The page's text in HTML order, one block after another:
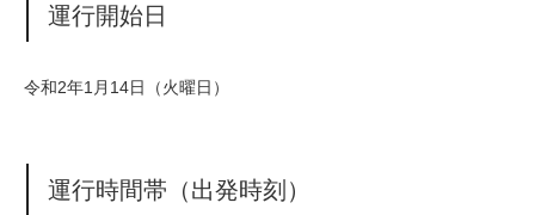
運行開始日
令和2年1月14日（火曜日）
運行時間帯（出発時刻）